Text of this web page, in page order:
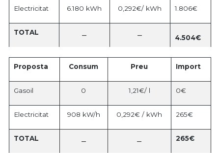
Electricitat 6.180 kWh 0,292€/ kWh 1.806€
TOTAL – – 4.504€
Proposta Consum Preu Import
Gasoil 0 1,21€/ l 0€
Electricitat 908 kW/h 0,292€ / kWh 265€
TOTAL – – 265€